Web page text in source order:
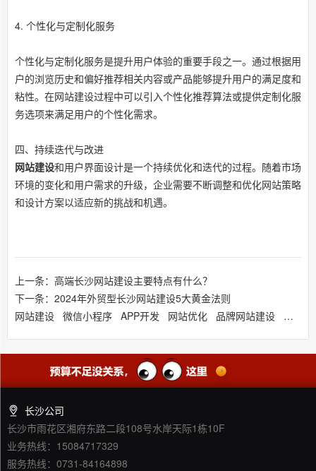
4. 个性化与定制化服务
个性化与定制化服务是提升用户体验的重要手段之一。通过根据用
户的浏览历史和偏好推荐相关内容或产品能够提升用户的满足度和
粘性。在网站建设过程中可以引入个性化推荐算法或提供定制化服
务选项来满足用户的个性化需求。
四、持续迭代与改进
网站建设和用户界面设计是一个持续优化和迭代的过程。随着市场
环境的变化和用户需求的升级，企业需要不断调整和优化网站策略
和设计方案以适应新的挑战和机遇。
上一条：高端长沙网站建设主要特点有什么？
下一条：2024年外贸型长沙网站建设5大黄金法则
网站建设 微信小程序 APP开发 网站优化 品牌网站建设 响应
长沙公司
长沙市雨花区湘府东路二段108号水岸天际1栋10F
业务热线：15084717329
服务热线：0731-84164898